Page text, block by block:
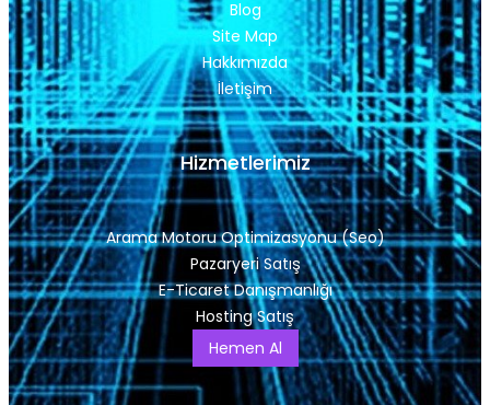
Blog
Site Map
Hakkımızda
İletişim
Hizmetlerimiz
Arama Motoru Optimizasyonu (Seo)
Pazaryeri Satış
E-Ticaret Danışmanlığı
Hosting Satış
Hemen Al